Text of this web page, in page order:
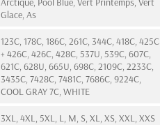
Glace, As
123C, 178C, 186C, 261C, 344C, 418C, 425C
+ 426C, 426C, 428C, 537U, 539C, 607C,
621C, 628U, 665U, 698C, 2109C, 2233C,
3435C, 7428C, 7481C, 7686C, 9224C,
COOL GRAY 7C, WHITE
3XL, 4XL, 5XL, L, M, S, XL, XS, XXL, XXS